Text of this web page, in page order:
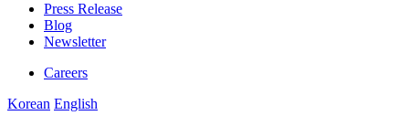
Press Release
Blog
Newsletter
Careers
Korean English